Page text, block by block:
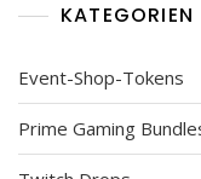
KATEGORIEN
Event-Shop-Tokens
Prime Gaming